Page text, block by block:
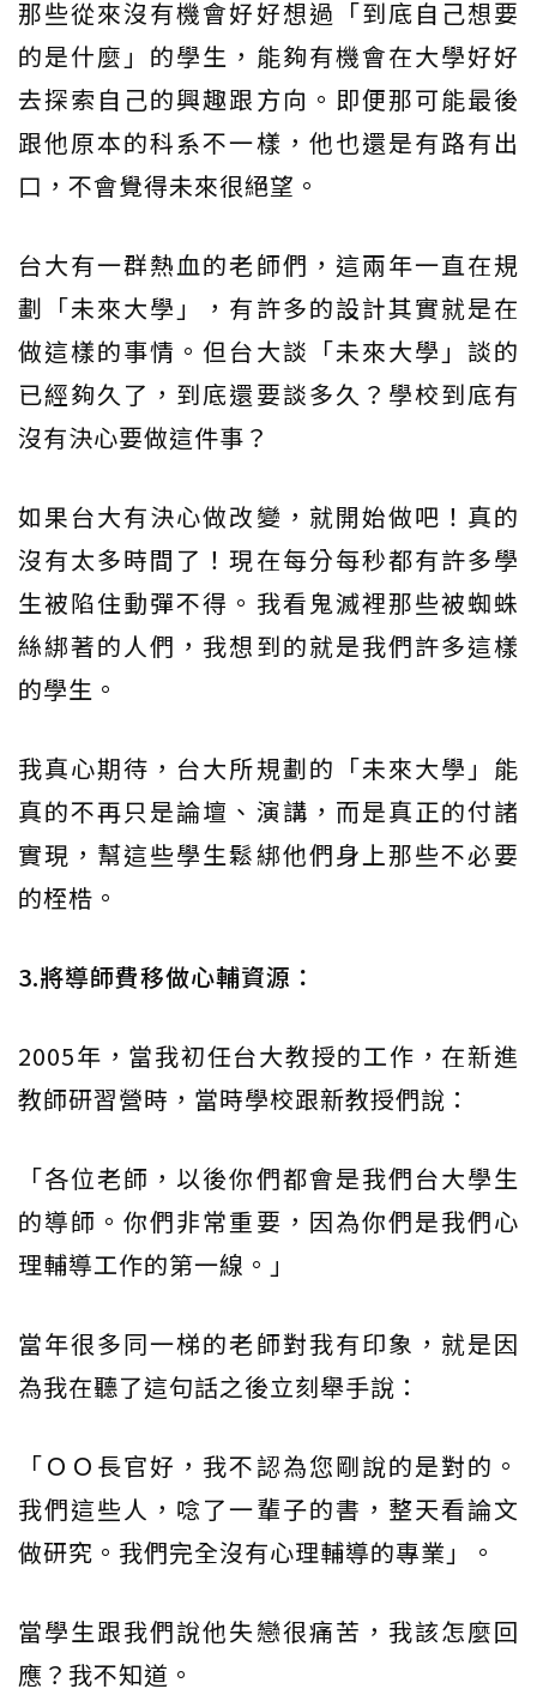
那些從來沒有機會好好想過「到底自己想要
的是什麼」的學生，能夠有機會在大學好好
去探索自己的興趣跟方向。即便那可能最後
跟他原本的科系不一樣，他也還是有路有出
口，不會覺得未來很絕望。
台大有一群熱血的老師們，這兩年一直在規
劃「未來大學」，有許多的設計其實就是在
做這樣的事情。但台大談「未來大學」談的
已經夠久了，到底還要談多久？學校到底有
沒有決心要做這件事？
如果台大有決心做改變，就開始做吧！真的
沒有太多時間了！現在每分每秒都有許多學
生被陷住動彈不得。我看鬼滅裡那些被蜘蛛
絲綁著的人們，我想到的就是我們許多這樣
的學生。
我真心期待，台大所規劃的「未來大學」能
真的不再只是論壇、演講，而是真正的付諸
實現，幫這些學生鬆綁他們身上那些不必要
的桎梏。
3.將導師費移做心輔資源：
2005年，當我初任台大教授的工作，在新進
教師研習營時，當時學校跟新教授們說：
「各位老師，以後你們都會是我們台大學生
的導師。你們非常重要，因為你們是我們心
理輔導工作的第一線。」
當年很多同一梯的老師對我有印象，就是因
為我在聽了這句話之後立刻舉手說：
「ＯＯ長官好，我不認為您剛說的是對的。
我們這些人，唸了一輩子的書，整天看論文
做研究。我們完全沒有心理輔導的專業」。
當學生跟我們說他失戀很痛苦，我該怎麼回
應？我不知道。